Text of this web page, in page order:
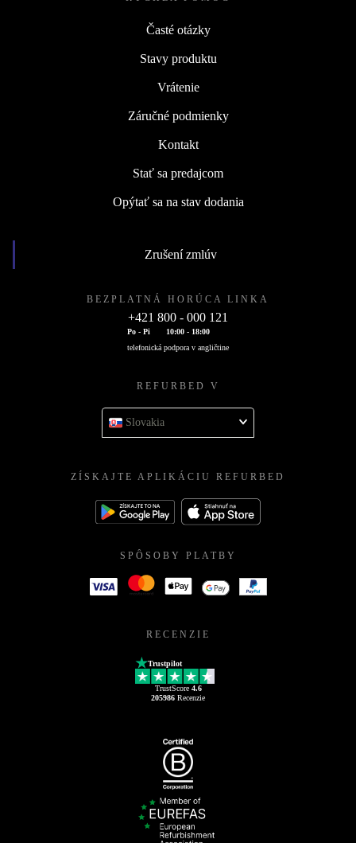
Časté otázky
Stavy produktu
Vrátenie
Záručné podmienky
Kontakt
Stať sa predajcom
Opýtať sa na stav dodania
Zrušení zmlúv
BEZPLATNÁ HORÚCA LINKA
+421 800 - 000 121
Po - Pi
10:00 - 18:00
telefonická podpora v angličtine
REFURBED V
Slovakia
ZÍSKAJTE APLIKÁCIU REFURBED
SPÔSOBY PLATBY
RECENZIE
Trustpilot
TrustScore 4.6
205986 Recenzie